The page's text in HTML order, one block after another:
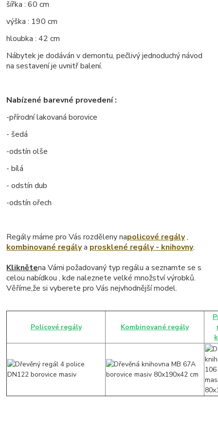
šířka : 60 cm
výška : 190 cm
hloubka : 42 cm
Nábytek je dodáván v demontu, pečlivý jednoduchý návod
na sestavení je uvnitř balení.
Nabízené barevné provedení :
-přírodní lakovaná borovice
- šedá
-odstín olše
- bílá
- odstín dub
-odstín ořech
Regály máme pro Vás rozděleny napolicové regály,
kombinované regálya prosklené regály - knihovny.
Kliknětena Vámi požadovaný typ regálu a seznamte se s
celou nabídkou , kde naleznete velké množství výrobků.
Věříme,že si vyberete pro Vás nejvhodnější model.
Policové regály Kombinované regály